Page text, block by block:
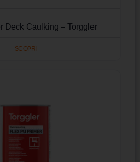
Deck Caulking – Torggler
SCOPRI